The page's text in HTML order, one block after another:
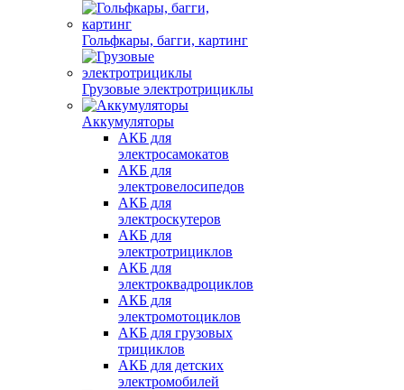
Гольфкары, багги, картинг
Грузовые электротрициклы
Аккумуляторы
АКБ для
электросамокатов
АКБ для
электровелосипедов
АКБ для
электроскутеров
АКБ для
электротрициклов
АКБ для
электроквадроциклов
АКБ для
электромотоциклов
АКБ для грузовых
трициклов
АКБ для детских
электромобилей